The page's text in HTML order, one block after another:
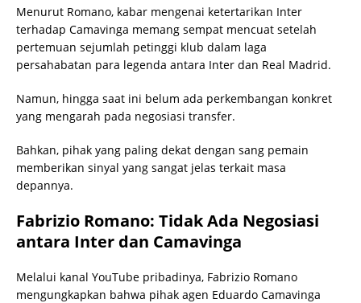
Menurut Romano, kabar mengenai ketertarikan Inter
terhadap Camavinga memang sempat mencuat setelah
pertemuan sejumlah petinggi klub dalam laga
persahabatan para legenda antara Inter dan Real Madrid.
Namun, hingga saat ini belum ada perkembangan konkret
yang mengarah pada negosiasi transfer.
Bahkan, pihak yang paling dekat dengan sang pemain
memberikan sinyal yang sangat jelas terkait masa
depannya.
Fabrizio Romano: Tidak Ada Negosiasi
antara Inter dan Camavinga
Melalui kanal YouTube pribadinya, Fabrizio Romano
mengungkapkan bahwa pihak agen Eduardo Camavinga